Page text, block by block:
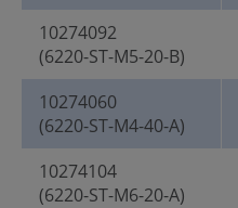
10274092
(6220-ST-M5-20-B)
10274060
(6220-ST-M4-40-A)
10274104
(6220-ST-M6-20-A)